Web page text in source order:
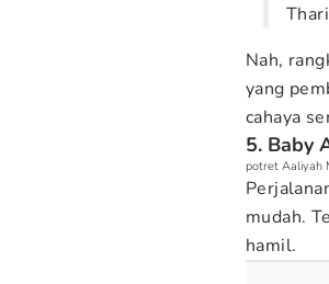
Nah,
yang
cahaya
5. Baby
potret Aaliyah
mudah.
hamil.